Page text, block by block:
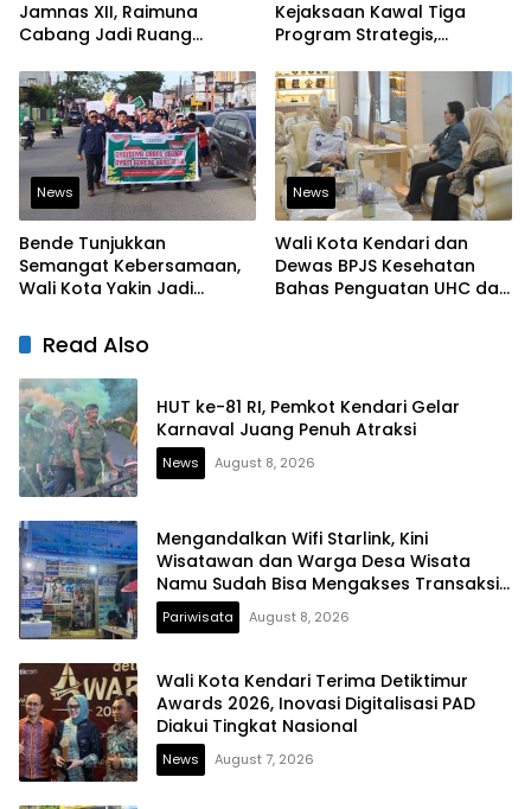
Jamnas XII, Raimuna
Cabang Jadi Ruang
dan Berjiwa Pemimpin
Kejaksaan Kawal Tiga
Program Strategis,
Bangun Infrastruktur
Berintegritas
News
Bende Tunjukkan
Semangat Kebersamaan,
Wali Kota Yakin Jadi
Lain
News
Wali Kota Kendari dan
Dewas BPJS Kesehatan
Bahas Penguatan UHC dan
Read Also
HUT ke-81 RI, Pemkot Kendari Gelar
Karnaval Juang Penuh Atraksi
News August 8, 2026
Mengandalkan Wifi Starlink, Kini
Wisatawan dan Warga Desa Wisata
Namu Sudah Bisa Mengakses Transaksi
Digital
Pariwisata August 8, 2026
Wali Kota Kendari Terima Detiktimur
Awards 2026, Inovasi Digitalisasi PAD
Diakui Tingkat Nasional
News August 7, 2026